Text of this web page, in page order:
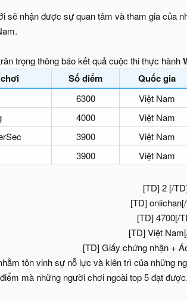
sẽ nhận được sự quan tâm và tham gia của
trọng thông báo kết quả cuộc thi thực hành
Số điểm Quốc gia
6300 Việt Nam
4000 Việt Nam
3900 Việt Nam
3900 Việt Nam
[TD] 2 [/
[TD]
[TD] 4700[/
[TD] Việt
[TD] Giấy chứng nhận +
tôn vinh sự nỗ lực và kiên trì của những
mà những người chơi ngoài top 5 đạt được.